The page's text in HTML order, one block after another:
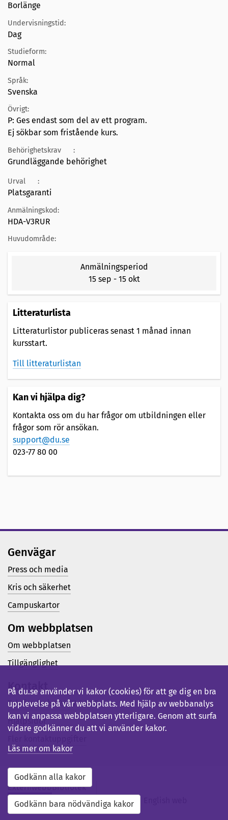
Borlänge
Undervisningstid:
Dag
Studieform:
Normal
Språk:
Svenska
Övrigt:
P: Ges endast som del av ett program.
Ej sökbar som fristående kurs.
Behörighetskrav :
Grundläggande behörighet
Urval :
Platsgaranti
Anmälningskod:
HDA-V3RUR
Huvudområde:
Anmälningsperiod
15 sep - 15 okt
Litteraturlista
Litteraturlistor publiceras senast 1 månad innan
kursstart.
Till litteraturlistan
Kan vi hjälpa dig?
Kontakta oss om du har frågor om utbildningen eller
frågor som rör ansökan.
support@du.se
023-77 80 00
Genvägar
Press och media
Kris och säkerhet
Campuskartor
Om webbplatsen
Om webbplatsen
Tillgänglighet
Kontakt
Telefon (vx): 023-77 80 00
Hjälpsidor
ExternwebbBibliotek
StudentwebbMedarbetarwebb
På du.se använder vi kakor (cookies) för att ge dig en bra
upplevelse på vår webbplats. Med hjälp av webbanalys
kan vi anpassa webbplatsen ytterligare. Genom att surfa
vidare godkänner du att vi använder kakor.
Läs mer om kakor
Godkänn alla kakor
Godkänn bara nödvändiga kakor